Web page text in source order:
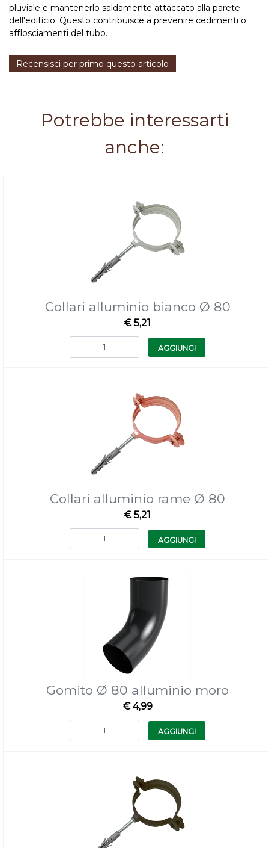
pluviale e mantenerlo saldamente attaccato alla parete
dell'edificio. Questo contribuisce a prevenire cedimenti o
afflosciamenti del tubo.
Recensisci per primo questo articolo
Potrebbe interessarti
anche:
Collari alluminio bianco Ø 80
€ 5,21
Quantità
AGGIUNGI
Collari alluminio rame Ø 80
€ 5,21
Quantità
AGGIUNGI
Gomito Ø 80 alluminio moro
€ 4,99
Quantità
AGGIUNGI